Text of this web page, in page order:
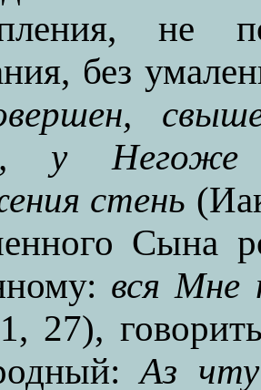
не
без
у Негоже
стень
Сына
вся Мне
27),
Аз